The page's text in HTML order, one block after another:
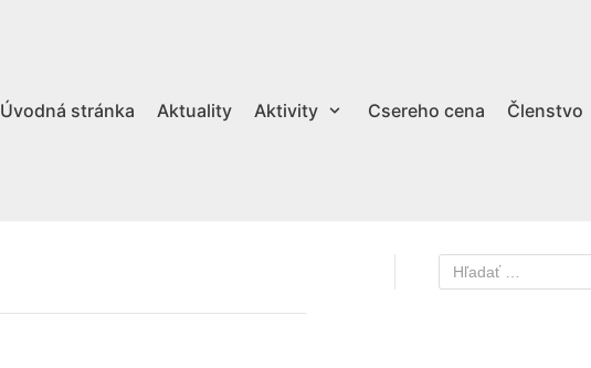
Úvodná stránka Aktuality Aktivity Csereho cena Členstvo